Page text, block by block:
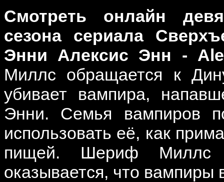
Смотреть онлайн
сезона сериала
Энни Алексис Энн -
Миллс обращается к
убивает вампира,
Энни. Семья вампиров
использовать её, как
пищей. Шериф Миллс
оказывается, что вампиры